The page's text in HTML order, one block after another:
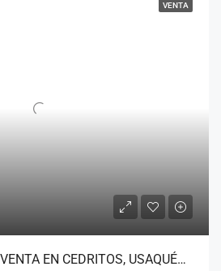
VENTA
APARTAMENTO EN VENTA EN CEDRITOS, USAQUÉN, BOGOTÁ, D.C. – (964)